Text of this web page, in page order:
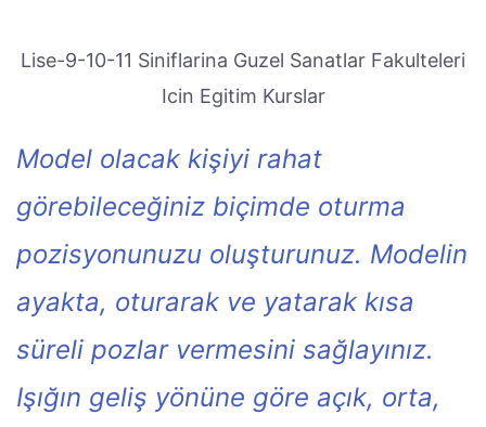
Lise-9-10-11 Siniflarina Guzel Sanatlar Fakulteleri
Icin Egitim Kurslar
Model olacak kişiyi rahat
görebileceğiniz biçimde oturma
pozisyonunuzu oluşturunuz. Modelin
ayakta, oturarak ve yatarak kısa
süreli pozlar vermesini sağlayınız.
Işığın geliş yönüne göre açık, orta,